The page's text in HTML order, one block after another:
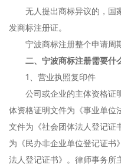
无人提出商标异议的，国
发商标注册证。
宁波商标注册整个申请周
二、宁波商标注册需要什
1、营业执照复印件
公司或企业的主体资格证
体资格证明文件为《事业单位
文件为《社会团体法人登记证
为《民办非企业单位登记证书
法人登记证书》。律师事务所